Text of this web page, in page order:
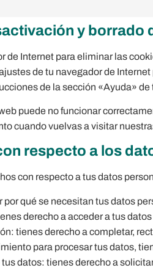
y borrado
de Internet para eliminar las
de tu navegador de
de la sección «Ayuda» de
puede no funcionar
cuando vuelvas a visitar
respecto a los
con respecto a tus datos
por qué se necesitan tus datos
derecho a acceder a tus
tienes derecho a completar,
para procesar tus datos,
datos: tienes derecho a